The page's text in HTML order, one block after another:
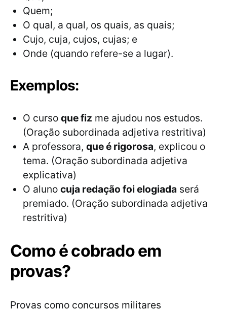
Quem;
O qual, a qual, os quais, as quais;
Cujo, cuja, cujos, cujas; e
Onde (quando refere-se a lugar).
Exemplos:
O curso que fiz me ajudou nos estudos.
(Oração subordinada adjetiva restritiva)
A professora, que é rigorosa, explicou o
tema. (Oração subordinada adjetiva
explicativa)
O aluno cuja redação foi elogiada será
premiado. (Oração subordinada adjetiva
restritiva)
Como é cobrado em
provas?
Provas como concursos militares